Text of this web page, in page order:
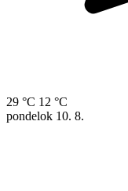
29 °C 12 °C
pondelok 10. 8.